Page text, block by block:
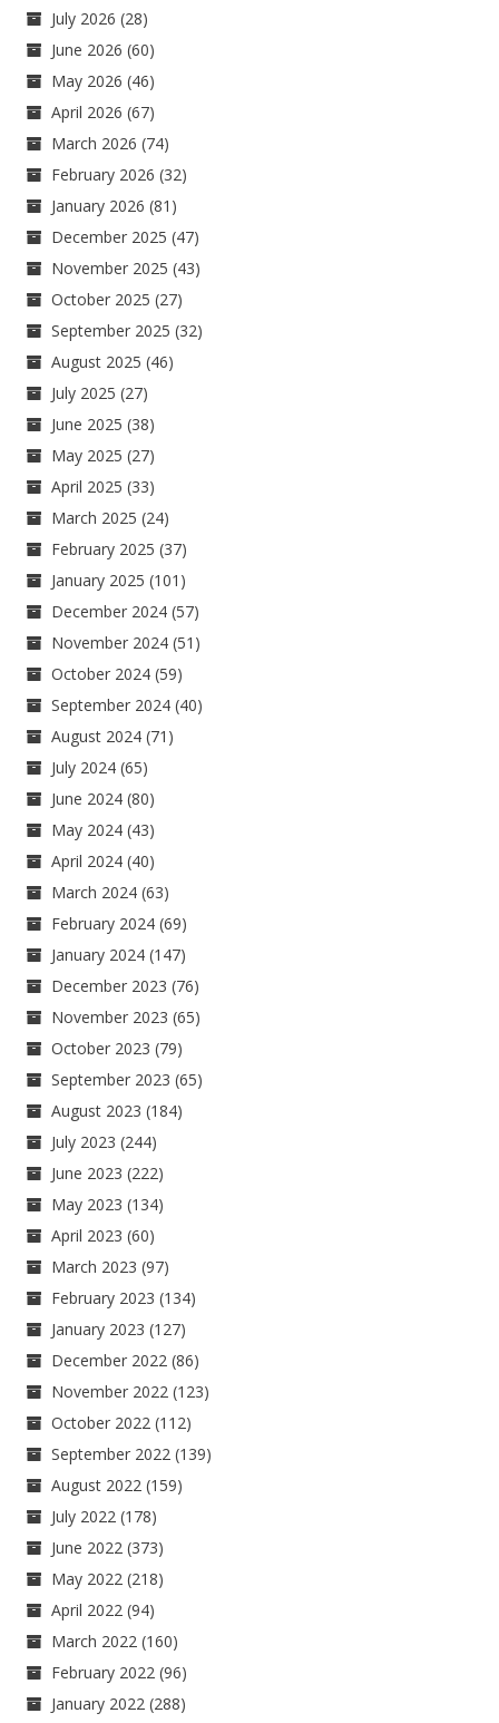
July 2026 (28)
June 2026 (60)
May 2026 (46)
April 2026 (67)
March 2026 (74)
February 2026 (32)
January 2026 (81)
December 2025 (47)
November 2025 (43)
October 2025 (27)
September 2025 (32)
August 2025 (46)
July 2025 (27)
June 2025 (38)
May 2025 (27)
April 2025 (33)
March 2025 (24)
February 2025 (37)
January 2025 (101)
December 2024 (57)
November 2024 (51)
October 2024 (59)
September 2024 (40)
August 2024 (71)
July 2024 (65)
June 2024 (80)
May 2024 (43)
April 2024 (40)
March 2024 (63)
February 2024 (69)
January 2024 (147)
December 2023 (76)
November 2023 (65)
October 2023 (79)
September 2023 (65)
August 2023 (184)
July 2023 (244)
June 2023 (222)
May 2023 (134)
April 2023 (60)
March 2023 (97)
February 2023 (134)
January 2023 (127)
December 2022 (86)
November 2022 (123)
October 2022 (112)
September 2022 (139)
August 2022 (159)
July 2022 (178)
June 2022 (373)
May 2022 (218)
April 2022 (94)
March 2022 (160)
February 2022 (96)
January 2022 (288)